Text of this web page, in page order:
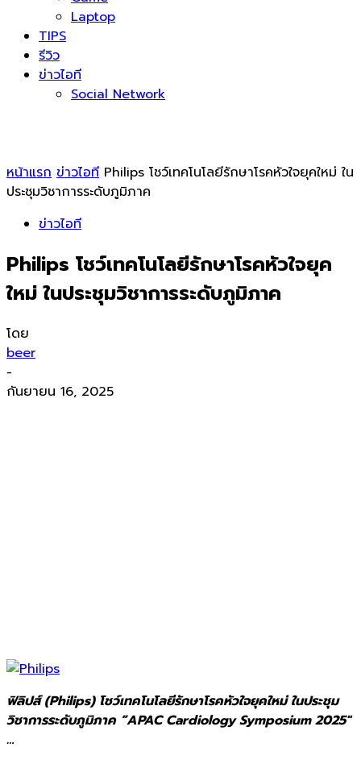
Laptop
TIPS
รีวิว
ข่าวไอที
Social Network
หน้าแรก ข่าวไอที Philips โชว์เทคโนโลยีรักษาโรคหัวใจยุคใหม่ ใน
ประชุมวิชาการระดับภูมิภาค
ข่าวไอที
Philips โชว์เทคโนโลยีรักษาโรคหัวใจยุค
ใหม่ ในประชุมวิชาการระดับภูมิภาค
โดย
beer
-
กันยายน 16, 2025
ฟิลิปส์ (Philips) โชว์เทคโนโลยีรักษาโรคหัวใจยุคใหม่ ในประชุม
วิชาการระดับภูมิภาค “APAC Cardiology Symposium 2025″
…